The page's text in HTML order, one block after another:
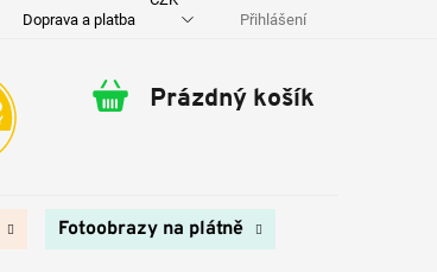
Doprava a platba Kontakty Přihlášení
Nákupní
Prázdný košík
Fotoobrazy na plátně